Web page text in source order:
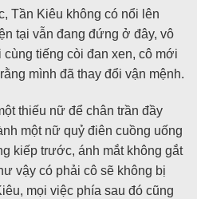
Tần Kiêu không có nổi lên
tại vẫn đang đứng ở đây, vô
tiếng còi đan xen, cô mới
mình đã thay đổi vận mệnh.
thiếu nữ để chân trần đầy
một nữ quỷ điên cuồng uống
kiếp trước, ánh mắt không gắt
vậy có phải cô sẽ không bị
mọi việc phía sau đó cũng